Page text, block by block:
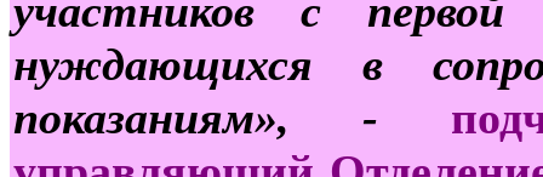
участников с первой
нуждающихся в
показаниям», -